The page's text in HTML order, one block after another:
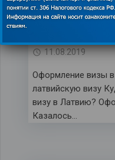
Получение
11.08.2019
Оформление визы
латвийскую визу
визу в Латвию?
Казалось…